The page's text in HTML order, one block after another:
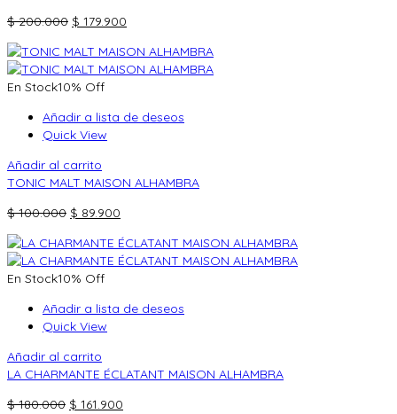
$200.000 El
original
era:
$ 200.000.
$ 179.900
actual
es:
En Stock10% Off
Añadir a lista de deseos
Quick View
Añadir al carrito
TONIC MALT MAISON ALHAMBRA
$100.000 El
original
era:
$ 100.000.
$ 89.900
actual
es:
En Stock10% Off
Añadir a lista de deseos
Quick View
Añadir al carrito
LA CHARMANTE ÉCLATANT MAISON ALHAMBRA
$180.000 El
$ 161.900